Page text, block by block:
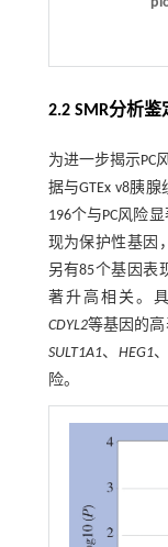
2.2 SMR分析鉴
为进一步揭示PC
据与GTEx v8胰
196个与PC风险
现为保护性基因
另有85个基因表
著升高相关。
CDYL2等基因的高
SULT1A1、 HEG1、
险。